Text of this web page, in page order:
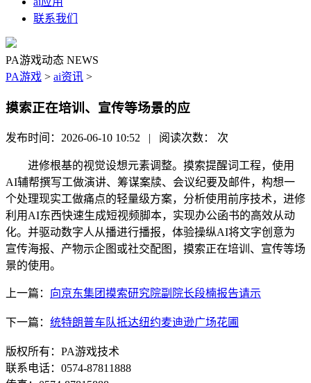
联系我们
PA游戏动态 NEWS
PA游戏 > ai资讯 >
摸索正在培训、宣传等场景的应
发布时间：2026-06-10 10:52 | 阅读次数： 次
进修根基的视觉设想元素调整。摸索提醒词工程，使用
AI辅帮撰写工做演讲、筹谋案牍、会议纪要及邮件，构想一
个处理现实工做痛点的轻量级方案，分析使用前序技术，进修
利用AI东西快速生成短视频脚本，实现办公函书的高效从动
化。并驱动数字人从播进行播报，体验操纵AI将文字创意为
宣传海报、产物示企图或社交配图，摸索正在培训、宣传等场
景的使用。
上一篇： 向京东集团摸索研究院副院长段楠报告请示
下一篇： 统特朗普车队抵达纽约麦迪逊广场花圃
版权所有：PA游戏技术
联系电话：0574-87811888